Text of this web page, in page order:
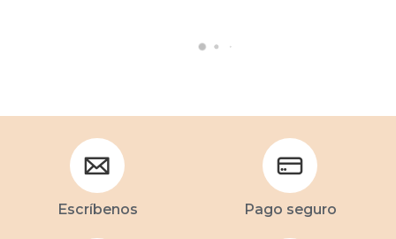
Escríbenos Pago seguro